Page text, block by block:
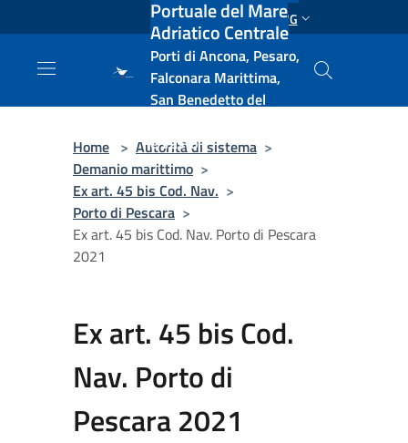
Salta al contenuto principale ENG
Portuale del Mare
Adriatico Centrale
Porti di Ancona, Pesaro,
Falconara Marittima,
San Benedetto del
e Vasto
Home > Autorità di sistema >
Demanio marittimo >
Ex art. 45 bis Cod. Nav. >
Porto di Pescara >
Ex art. 45 bis Cod. Nav. Porto di Pescara
2021
Ex art. 45 bis Cod.
Nav. Porto di
Pescara 2021